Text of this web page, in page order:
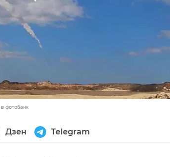
фотобанк
Дзен Telegram